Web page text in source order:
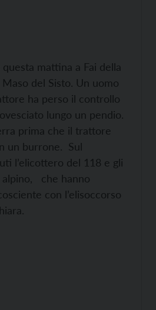
mattina a Fai della
del Sisto. Un uomo
ha perso il controllo
lungo un pendio.
prima che il trattore
un burrone. Sul
l’elicottero del 118 e gli
alpino, che hanno
con l’elisoccorso